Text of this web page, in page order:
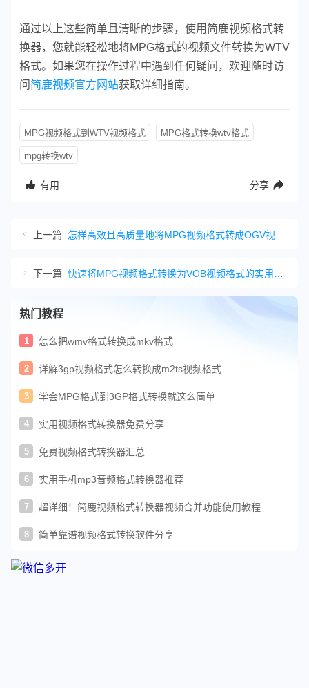
通过以上这些简单且清晰的步骤，使用简鹿视频格式转
换器，您就能轻松地将MPG格式的视频文件转换为WTV
格式。如果您在操作过程中遇到任何疑问，欢迎随时访
问 简鹿视频官方网站获取详细指南。
MPG视频格式到WTV视频格式 MPG格式转换wtv格式
mpg转换wtv
有用 分享
上一篇 怎样高效且高质量地将MPG视频格式转成OGV视频格式
下一篇 快速将MPG视频格式转换为VOB视频格式的实用指南
热门教程
1 怎么把wmv格式转换成mkv格式
2 详解3gp视频格式怎么转换成m2ts视频格式
3 学会MPG格式到3GP格式转换就这么简单
4 实用视频格式转换器免费分享
5 免费视频格式转换器汇总
6 实用手机mp3音频格式转换器推荐
7 超详细！简鹿视频格式转换器视频合并功能使用教程
8 简单靠谱视频格式转换软件分享